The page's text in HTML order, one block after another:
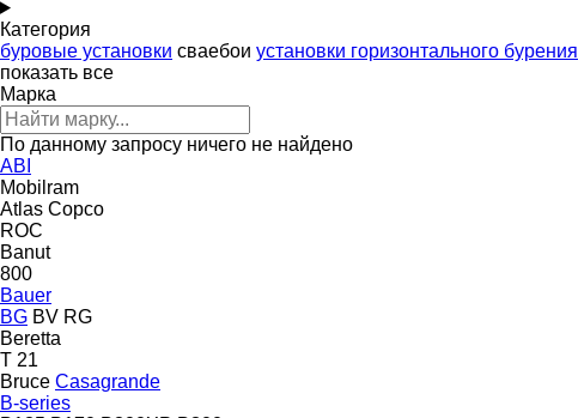
Категория
буровые установки сваебои установки горизонтального бурения
показать все
Марка
По данному запросу ничего не найдено
ABI
Mobilram
Atlas Copco
ROC
Banut
800
Bauer
BG BV RG
Beretta
T 21
Bruce Casagrande
B-series